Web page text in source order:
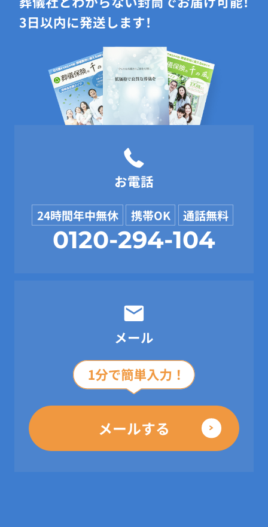
3日以内に発送します！
お電話
24時間年中無休 携帯OK 通話無料
0120-294-104
メール
メールする